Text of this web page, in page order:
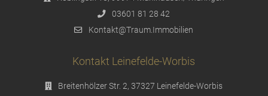
03601 81 28 42
Kontakt@Traum.Immobilien
Kontakt Leinefelde-Worbis
Breitenhölzer Str. 2, 37327 Leinefelde-Worbis